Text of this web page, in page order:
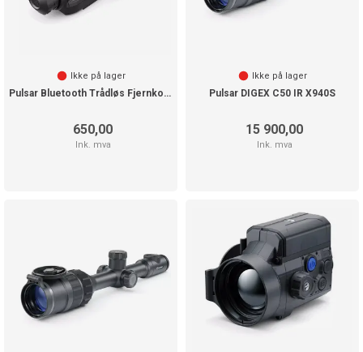
Ikke på lager
Pulsar Bluetooth Trådløs Fjernkontroll
650,00
Ink. mva
Ikke på lager
Pulsar DIGEX C50 IR X940S
15 900,00
Ink. mva